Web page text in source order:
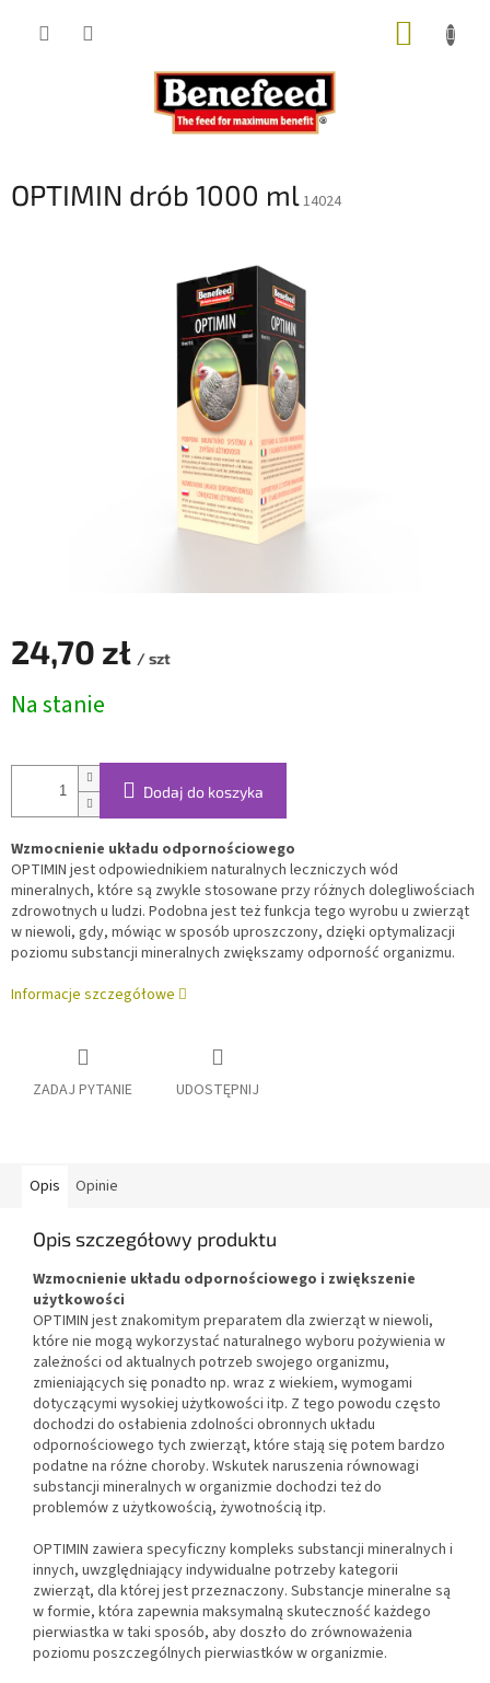
OPTIMIN drób 1000 ml14024
24,70 zł / szt
jednostkowa:
Na stanie
Dodaj do koszyka
Wzmocnienie układu odpornościowego
OPTIMIN jest odpowiednikiem naturalnych leczniczych wód
mineralnych, które są zwykle stosowane przy różnych dolegliwościach
zdrowotnych u ludzi. Podobna jest też funkcja tego wyrobu u zwierząt
w niewoli, gdy, mówiąc w sposób uproszczony, dzięki optymalizacji
poziomu substancji mineralnych zwiększamy odporność organizmu.
Informacje szczegółowe
ZADAJ PYTANIE UDOSTĘPNIJ
Opis Opinie
Opis szczegółowy produktu
Wzmocnienie układu odpornościowego i zwiększenie
użytkowości
OPTIMIN jest znakomitym preparatem dla zwierząt w niewoli,
które nie mogą wykorzystać naturalnego wyboru pożywienia w
zależności od aktualnych potrzeb swojego organizmu,
zmieniających się ponadto np. wraz z wiekiem, wymogami
dotyczącymi wysokiej użytkowości itp. Z tego powodu często
dochodzi do osłabienia zdolności obronnych układu
odpornościowego tych zwierząt, które stają się potem bardzo
podatne na różne choroby. Wskutek naruszenia równowagi
substancji mineralnych w organizmie dochodzi też do
problemów z użytkowością, żywotnością itp.
OPTIMIN zawiera specyficzny kompleks substancji mineralnych i
innych, uwzględniający indywidualne potrzeby kategorii
zwierząt, dla której jest przeznaczony. Substancje mineralne są
w formie, która zapewnia maksymalną skuteczność każdego
pierwiastka w taki sposób, aby doszło do zrównoważenia
poziomu poszczególnych pierwiastków w organizmie.